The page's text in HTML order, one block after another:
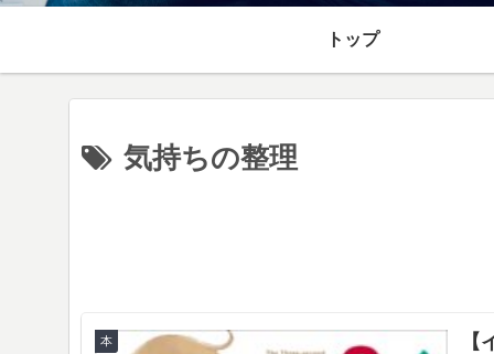
トップ
気持ちの整理
本